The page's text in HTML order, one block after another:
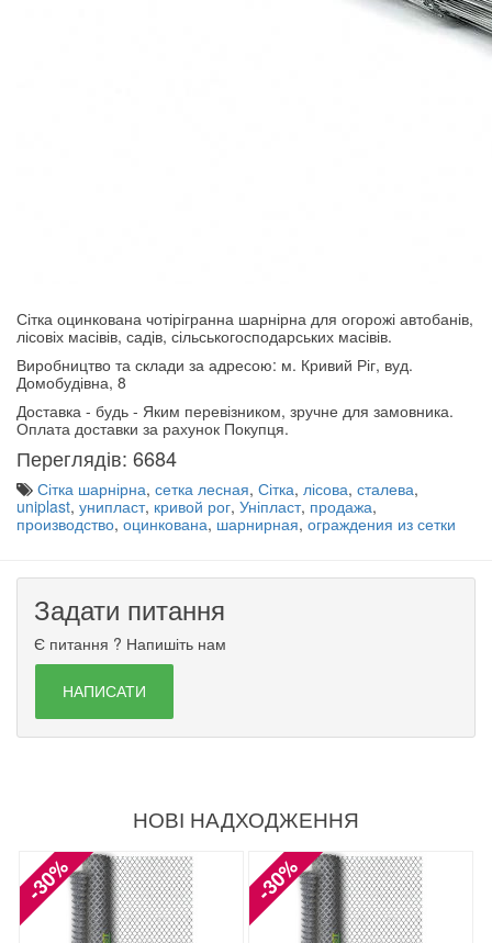
Сітка оцинкована чотірігранна шарнірна для огорожі автобанів,
лісовіх масівів, садів, сільськогосподарських масівів.
Виробництво та склади за адресою: м. Кривий Ріг, вуд.
Домобудівна, 8
Доставка - будь - Яким перевізником, зручне для замовника.
Оплата доставки за рахунок Покупця.
Переглядів: 6684
Сітка шарнірна, сетка лесная, Сітка, лісова, сталева,
uniplast, унипласт, кривой рог, Уніпласт, продажа,
производство, оцинкована, шарнирная, ограждения из сетки
Задати питання
Є питання ? Напишіть нам
НАПИСАТИ
НОВІ НАДХОДЖЕННЯ
-30% -30%